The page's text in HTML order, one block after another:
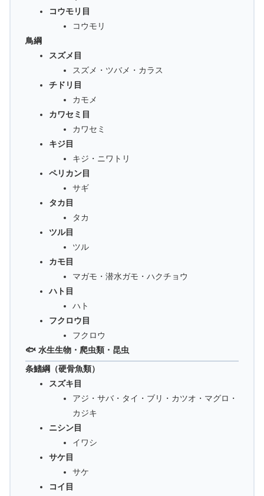
コウモリ目
コウモリ
鳥綱
スズメ目
スズメ・ツバメ・カラス
チドリ目
カモメ
カワセミ目
カワセミ
キジ目
キジ・ニワトリ
ペリカン目
サギ
タカ目
タカ
ツル目
ツル
カモ目
マガモ・潜水ガモ・ハクチョウ
ハト目
ハト
フクロウ目
フクロウ
🐟 水生生物・爬虫類・昆虫
条鰭綱（硬骨魚類）
スズキ目
アジ・サバ・タイ・ブリ・カツオ・マグロ・
カジキ
ニシン目
イワシ
サケ目
サケ
コイ目